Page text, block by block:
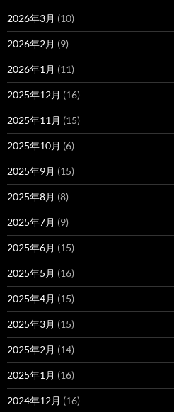
2026年3月 (10)
2026年2月 (9)
2026年1月 (11)
2025年12月 (16)
2025年11月 (15)
2025年10月 (6)
2025年9月 (15)
2025年8月 (8)
2025年7月 (9)
2025年6月 (15)
2025年5月 (16)
2025年4月 (15)
2025年3月 (15)
2025年2月 (14)
2025年1月 (16)
2024年12月 (16)